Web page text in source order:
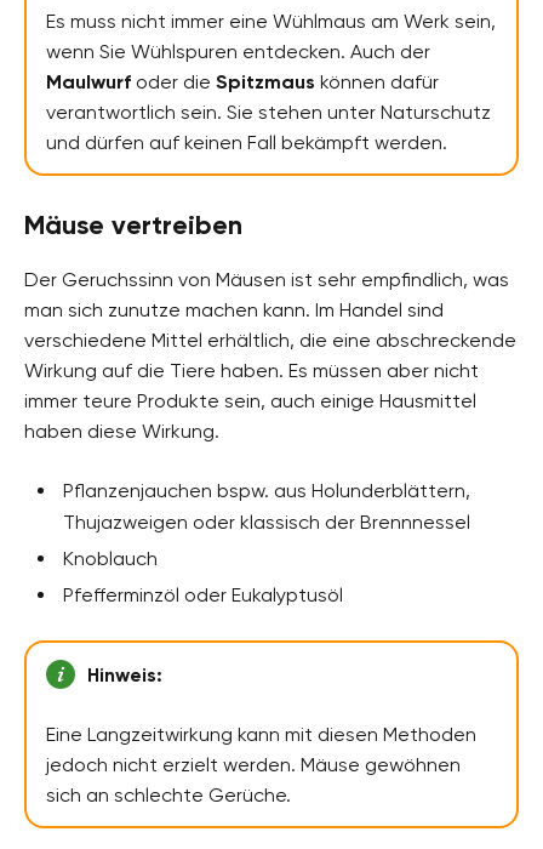
Es muss nicht immer eine Wühlmaus am Werk sein,
wenn Sie Wühlspuren entdecken. Auch der
Maulwurf oder die Spitzmaus können dafür
verantwortlich sein. Sie stehen unter Naturschutz
und dürfen auf keinen Fall bekämpft werden.
Mäuse vertreiben
Der Geruchssinn von Mäusen ist sehr empfindlich, was
man sich zunutze machen kann. Im Handel sind
verschiedene Mittel erhältlich, die eine abschreckende
Wirkung auf die Tiere haben. Es müssen aber nicht
immer teure Produkte sein, auch einige Hausmittel
haben diese Wirkung.
Pflanzenjauchen bspw. aus Holunderblättern,
Thujazweigen oder klassisch der Brennnessel
Knoblauch
Pfefferminzöl oder Eukalyptusöl
Hinweis:
Eine Langzeitwirkung kann mit diesen Methoden
jedoch nicht erzielt werden. Mäuse gewöhnen
sich an schlechte Gerüche.